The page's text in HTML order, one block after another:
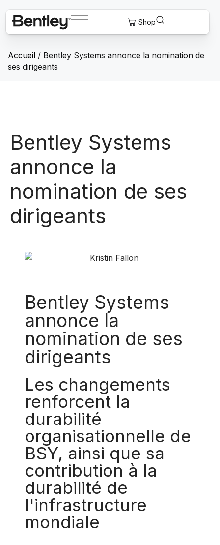
Accueil / Bentley Systems annonce la nomination de
ses dirigeants
Bentley Systems
annonce la
nomination de ses
dirigeants
Bentley Systems
annonce la
nomination de ses
dirigeants
Les changements
renforcent la
durabilité
organisationnelle de
BSY, ainsi que sa
contribution à la
durabilité de
l'infrastructure
mondiale